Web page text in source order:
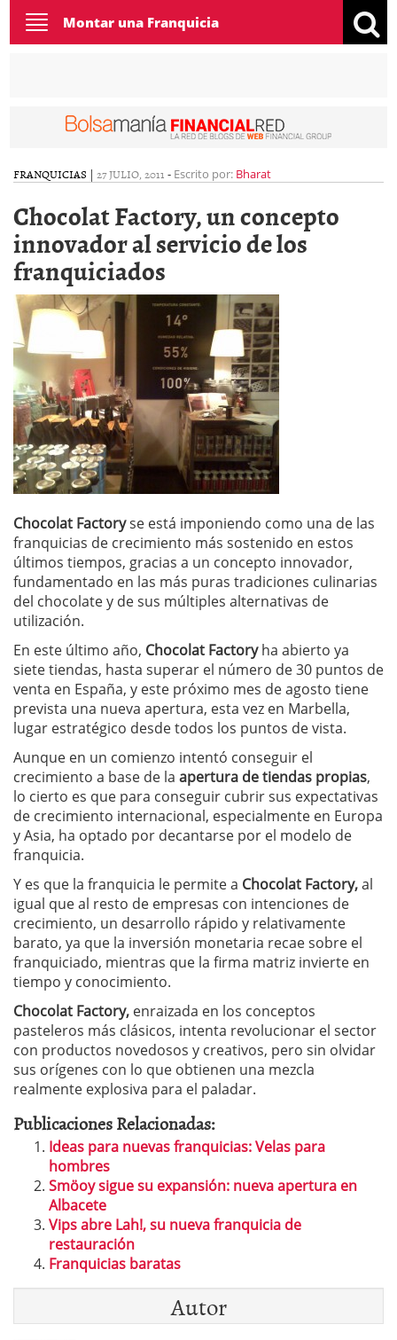
Toggle
navigation
Montar una Franquicia
FRANQUICIAS | 27 JULIO, 2011 - Escrito por: Bharat
Chocolat Factory, un concepto
innovador al servicio de los
franquiciados
Chocolat Factoryse está imponiendo como una de las
franquicias de crecimiento más sostenido en estos
últimos tiempos, gracias a un concepto innovador,
fundamentado en las más puras tradiciones culinarias
del chocolate y de sus múltiples alternativas de
utilización.
En este último año, Chocolat Factoryha abierto ya
siete tiendas, hasta superar el número de 30 puntos de
venta en España, y este próximo mes de agosto tiene
prevista una nueva apertura, esta vez en Marbella,
lugar estratégico desde todos los puntos de vista.
Aunque en un comienzo intentó conseguir el
crecimiento a base de la apertura de tiendas propias,
lo cierto es que para conseguir cubrir sus expectativas
de crecimiento internacional, especialmente en Europa
y Asia, ha optado por decantarse por el modelo de
franquicia.
Y es que la franquicia le permite a Chocolat Factory,al
igual que al resto de empresas con intenciones de
crecimiento, un desarrollo rápido y relativamente
barato, ya que la inversión monetaria recae sobre el
franquiciado, mientras que la firma matriz invierte en
tiempo y conocimiento.
Chocolat Factory, enraizada en los conceptos
pasteleros más clásicos, intenta revolucionar el sector
con productos novedosos y creativos, pero sin olvidar
sus orígenes con lo que obtienen una mezcla
realmente explosiva para el paladar.
Publicaciones Relacionadas:
Ideas para nuevas franquicias: Velas para
hombres
Smöoy sigue su expansión: nueva apertura en
Albacete
Vips abre Lah!, su nueva franquicia de
restauración
Franquicias baratas
Autor